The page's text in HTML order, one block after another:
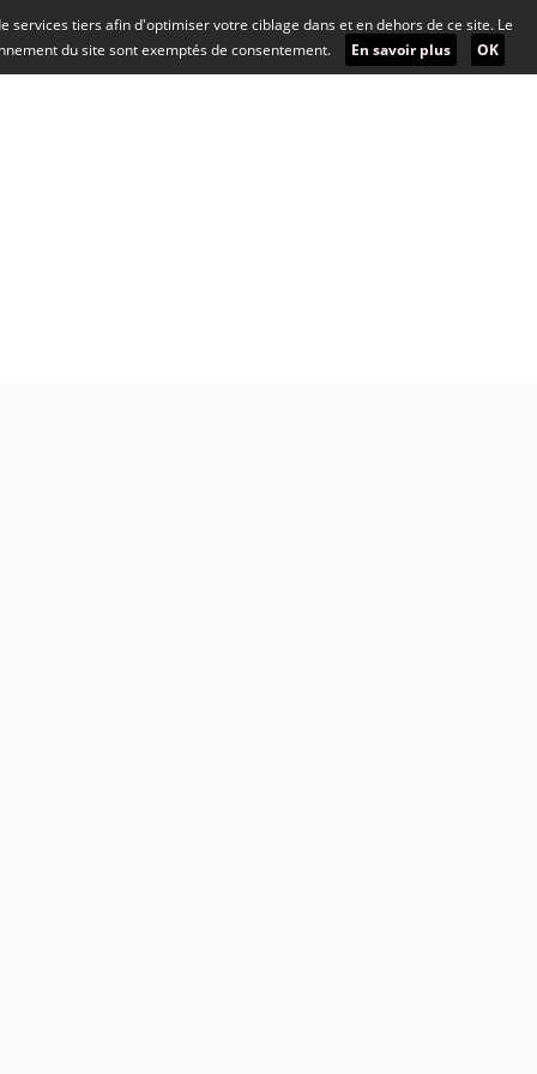
tiers afin d'optimiser votre ciblage dans et en dehors de ce site. Le
du site sont exemptés de consentement.
En savoir plus OK